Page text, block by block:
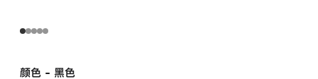
颜色 - 黑色